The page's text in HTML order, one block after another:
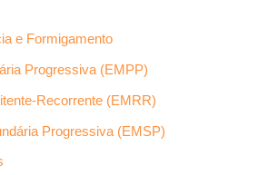
e Formigamento
Progressiva (EMPP)
Recorrente (EMRR)
Progressiva (EMSP)